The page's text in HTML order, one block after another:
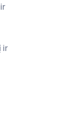
ir